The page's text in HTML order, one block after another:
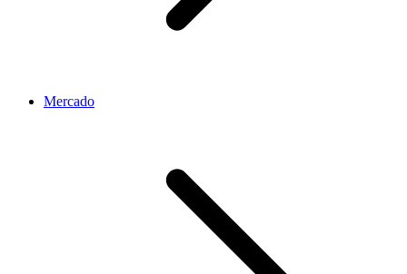
Mercado